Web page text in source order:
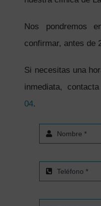
Nos pondremos
confirmar, antes de
Si necesitas una
inmediata,
04.